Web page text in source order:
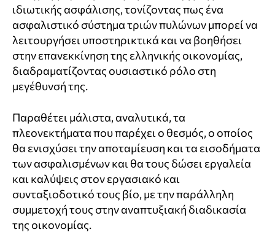
ιδιωτικής ασφάλισης, τονίζοντας πως ένα
ασφαλιστικό σύστημα τριών πυλώνων μπορεί να
λειτουργήσει υποστηρικτικά και να βοηθήσει
στην επανεκκίνηση της ελληνικής οικονομίας,
διαδραματίζοντας ουσιαστικό ρόλο στη
μεγέθυνσή της.
Παραθέτει μάλιστα, αναλυτικά, τα
πλεονεκτήματα που παρέχει ο θεσμός, ο οποίος
θα ενισχύσει την αποταμίευση και τα εισοδήματα
των ασφαλισμένων και θα τους δώσει εργαλεία
και καλύψεις στον εργασιακό και
συνταξιοδοτικό τους βίο, με την παράλληλη
συμμετοχή τους στην αναπτυξιακή διαδικασία
της οικονομίας.